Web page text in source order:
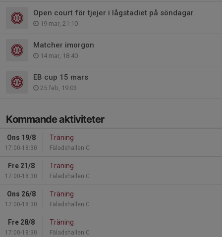
Open court för tjejer i lågstadiet på söndagar
19 mar, 21:10
Matcher imorgon
14 mar, 18:40
EB cup 15 mars
25 feb, 19:03
Kommande aktiviteter
Ons 19/8
17:00-18:30
Träning
Fäladshallen C
Fre 21/8
17:00-18:30
Träning
Fäladshallen C
Ons 26/8
17:00-18:30
Träning
Fäladshallen C
Fre 28/8
17:00-18:30
Träning
Fäladshallen C